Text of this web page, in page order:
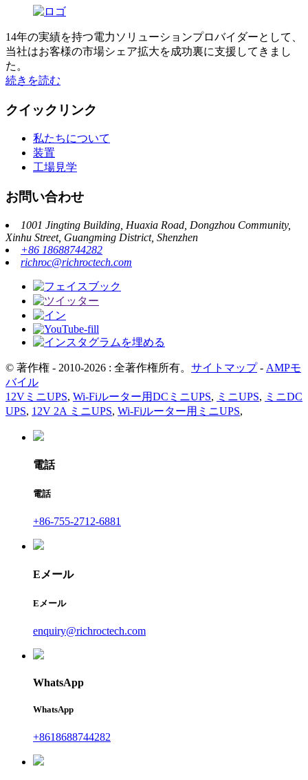
14年の実績を持つ電力ソリューションプロバイダーとして、
当社はお客様の市場シェア拡大を成功裏に支援してきまし
た。
続きを読む
クイックリンク
私たちについて
装置
工場見学
お問い合わせ
1001 Jingting Building, Huaxia Road, Dongzhou Community,
Xinhu Street, Guangming District, Shenzhen
+86 18688744282
richroc@richroctech.com
© 著作権 - 2010-2026 : 全著作権所有。 サイトマップ- AMPモ
バイル
12VミニUPS, Wi-Fiルーター用DCミニUPS, ミニUPS, ミニDC
UPS, 12V 2A ミニUPS, Wi-Fiルーター用ミニUPS,
電話
電話
+86-755-2712-6881
Eメール
Eメール
enquiry@richroctech.com
WhatsApp
WhatsApp
+8618688744282